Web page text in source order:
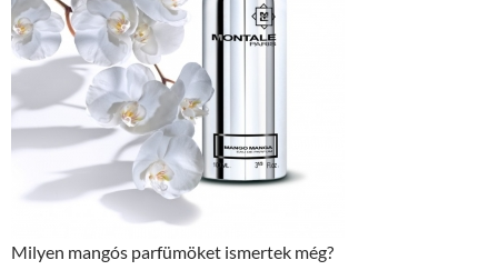
Milyen mangós parfümöket ismertek még?